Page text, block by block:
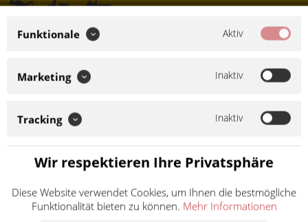
CL 250 SC MD04
Funktionale Aktiv
Marketing Inaktiv
Tracking Inaktiv
Wir respektieren Ihre Privatsphäre
Diese Website verwendet Cookies, um Ihnen die bestmögliche
Funktionalität bieten zu können. Mehr Informationen